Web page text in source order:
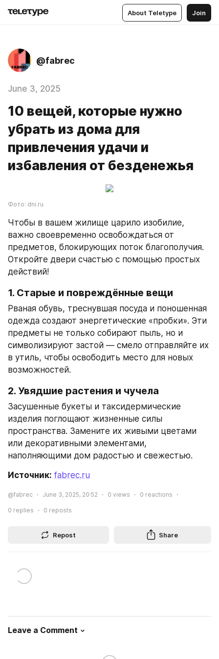
About Teletype Join
@fabrec
June 3, 2025
10 вещей, которые нужно
убрать из дома для
привлечения удачи и
избавления от безденежья
Фото: dni.ru
Чтобы в вашем жилище царило изобилие,
важно своевременно освобождаться от
предметов, блокирующих поток благополучия.
Откройте двери счастью с помощью простых
действий!
1. Старые и повреждённые вещи
Рваная обувь, треснувшая посуда и поношенная
одежда создают энергетические «пробки». Эти
предметы не только собирают пыль, но и
символизируют застой — смело отправляйте их
в утиль, чтобы освободить место для новых
возможностей.
2. Увядшие растения и чучела
Засушенные букеты и таксидермические
изделия поглощают жизненные силы
пространства. Замените их живыми цветами
или декоративными элементами,
наполняющими дом радостью и свежестью.
Источник: fabrec.ru
@fabrec June 3, 2025, 20:52 0 views 0 reactions
0 replies 0 reposts
Repost Share
Leave a Comment